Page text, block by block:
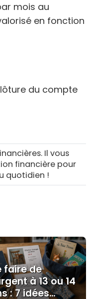
mois au
en fonction
du compte
Il vous
financière pour
quotidien !
faire de
à 13 ou 14
: 7 idées